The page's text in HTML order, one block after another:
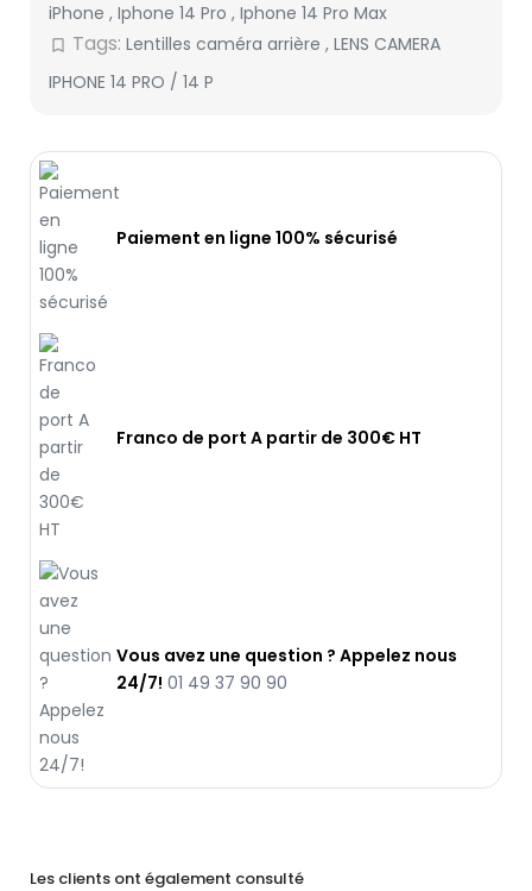
iPhone , Iphone 14 Pro , Iphone 14 Pro Max
bookmark_border Tags: Lentilles caméra arrière , LENS CAMERA
IPHONE 14 PRO / 14 P
Paiement en ligne 100% sécurisé
Franco de port A partir de 300€ HT
Vous avez une question ? Appelez nous
24/7! 01 49 37 90 90
Les clients ont également consulté